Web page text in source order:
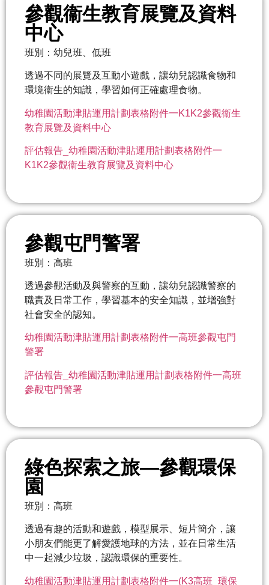
參觀衞生教育展覽及資料
中心
班別：幼兒班、低班
透過不同的展覽及互動小遊戲，讓幼兒認識食物和
環境衞生的知識，學習如何正確處理食物。
幼稚園活動津貼運用計劃表格附件一K1K2參觀衞生
教育展覽及資料中心
評估報告_幼稚園活動津貼運用計劃表格附件一
K1K2參觀衞生教育展覽及資料中心
參觀屯門警署
班別：高班
透過參觀活動及與警察的互動，讓幼兒認識警察的
職責及日常工作，學習基本的安全知識，並增強對
社會安全的認知。
幼稚園活動津貼運用計劃表格附件一高班參觀屯門
警署
評估報告_幼稚園活動津貼運用計劃表格附件一高班
參觀屯門警署
綠色探索之旅—參觀環保
園
班別：高班
透過有趣的活動和遊戲，模型展示、短片簡介，讓
小朋友們能更了解愛護地球的方法，並在日常生活
中一起減少垃圾，認識環保的重要性。
幼稚園活動津貼運用計劃表格附件一(K3高班_環保